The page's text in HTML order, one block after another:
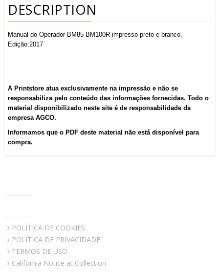
DESCRIPTION
Manual do Operador BM85 BM100R impresso preto e branco.
Edição:2017
A Printstore atua exclusivamente na impressão e não se
responsabiliza pelo conteúdo das informações fornecidas. Todo o
material disponibilizado neste site é de responsabilidade da
empresa AGCO.
Informamos que o PDF deste material não está disponível para
compra.
POLÍTICA DE COOKIES
POLÍTICA DE PRIVACIDADE
TERMOS DE USO
California Notice at Collection